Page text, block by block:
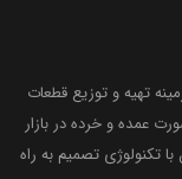
تهیه و توزیع قطعات
عمده و خرده در بازار
تکنولوژی تصمیم به راه